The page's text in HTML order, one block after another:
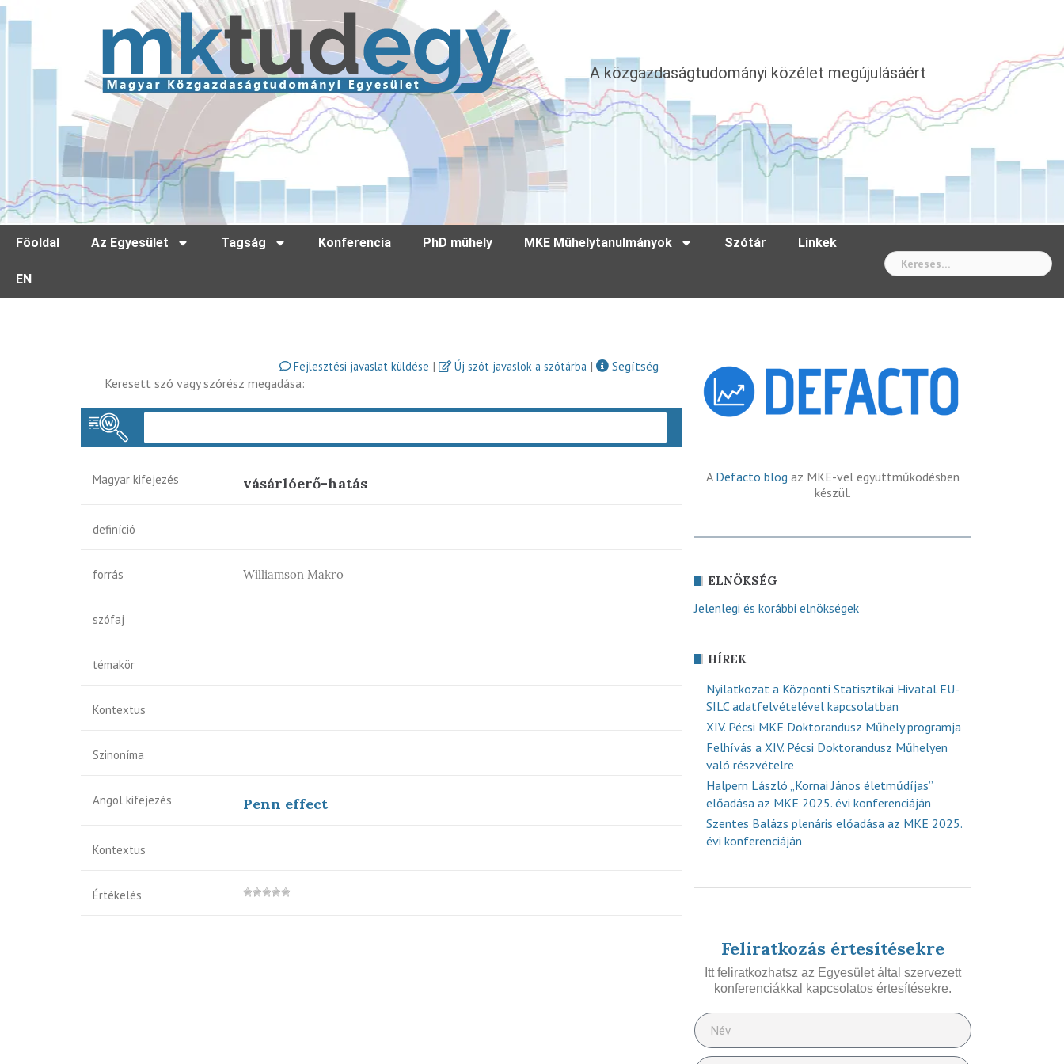
A közgazdaságtudományi közélet megújulásáért
Főoldal Az Egyesület Tagság Konferencia PhD műhely MKE Műhelytanulmányok Szótár Linkek
EN
Fejlesztési javaslat küldése | Új szót javaslok a szótárba |
Segítség
Keresett szó vagy szórész megadása:
Magyar kifejezés vásárlóerő-hatás
definíció
forrás Williamson Makro
szófaj
témakör
Kontextus
Szinoníma
Angol kifejezés Penn effect
Kontextus
Értékelés
A Defacto blog az MKE-vel együttműködésben
készül.
ELNÖKSÉG
Jelenlegi és korábbi elnökségek
HÍREK
Nyilatkozat a Központi Statisztikai Hivatal EU-
SILC adatfelvételével kapcsolatban
XIV. Pécsi MKE Doktorandusz Műhely programja
Felhívás a XIV. Pécsi Doktorandusz Műhelyen
való részvételre
Halpern László „Kornai János életműdíjas”
előadása az MKE 2025. évi konferenciáján
Szentes Balázs plenáris előadása az MKE 2025.
évi konferenciáján
Feliratkozás értesítésekre
Itt feliratkozhatsz az Egyesület által szervezett
konferenciákkal kapcsolatos értesítésekre.